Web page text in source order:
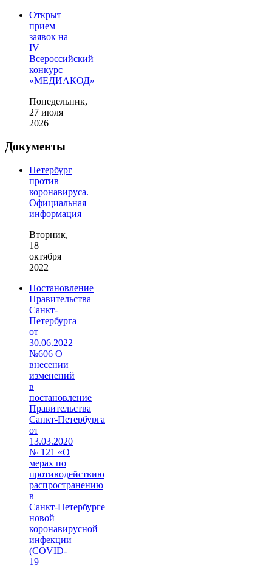
Открыт
прием
заявок на
IV
Всероссийский
конкурс
«МЕДИАКОД»
Понедельник,
27 июля
2026
Документы
Петербург
против
коронавируса.
Официальная
информация
Вторник,
18
октября
2022
Постановление
Правительства
Санкт-
Петербурга
от
30.06.2022
№606 О
внесении
изменений
в
постановление
Правительства
Санкт‑Петербурга
от
13.03.2020
№ 121 «О
мерах по
противодействию
распространению
в
Санкт‑Петербурге
новой
коронавирусной
инфекции
(COVID-
19